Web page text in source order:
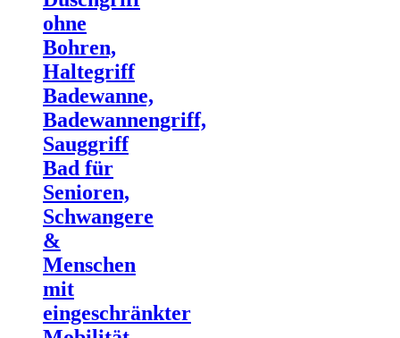
ohne
Bohren,
Haltegriff
Badewanne,
Badewannengriff,
Sauggriff
Bad für
Senioren,
Schwangere
&
Menschen
mit
eingeschränkter